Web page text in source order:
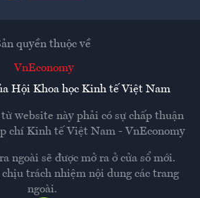
quyền thuộc về
VnEconomy
Hội Khoa học Kinh tế Việt Nam
website này phải có sự chấp thuận
chí Kinh tế Việt Nam - VnEconomy
ngoài sẽ được mở ra ở cửa sổ mới.
trách nhiệm nội dung các trang
ngoài.